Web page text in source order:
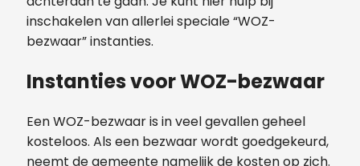
inschakelen van allerlei speciale “WOZ-
bezwaar” instanties.
Instanties voor WOZ-bezwaar
Een WOZ-bezwaar is in veel gevallen geheel
kosteloos. Als een bezwaar wordt goedgekeurd,
neemt de gemeente namelijk de kosten op zich.